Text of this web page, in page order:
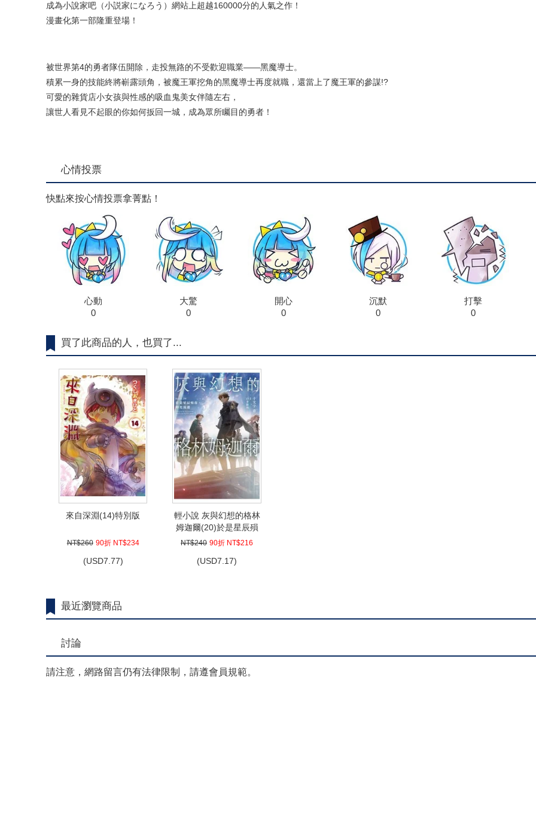
成為小說家吧（小説家になろう）網站上超越160000分的人氣之作！
漫畫化第一部隆重登場！
被世界第4的勇者隊伍開除，走投無路的不受歡迎職業——黑魔導士。
積累一身的技能終將嶄露頭角，被魔王軍挖角的黑魔導士再度就職，還當上了魔王軍的參謀!?
可愛的雜貨店小女孩與性感的吸血鬼美女伴隨左右，
讓世人看見不起眼的你如何扳回一城，成為眾所矚目的勇者！
心情投票
快點來按心情投票拿菁點！
心動
0
大驚
0
開心
0
沉默
0
打擊
0
買了此商品的人，也買了...
來自深淵(14)特別版
NT$260 90折 NT$234
(USD7.77)
輕小說 灰與幻想的格林
姆迦爾(20)於是星辰殞
落，時光流逝
NT$240 90折 NT$216
(USD7.17)
最近瀏覽商品
討論
請注意，網路留言仍有法律限制，請遵會員規範。